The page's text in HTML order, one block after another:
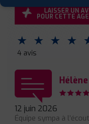
LAISSER UN
POUR CETTE
⋆ ⋆ ⋆ ⋆
4 avis
12 juin 2026
Équipe sympa à